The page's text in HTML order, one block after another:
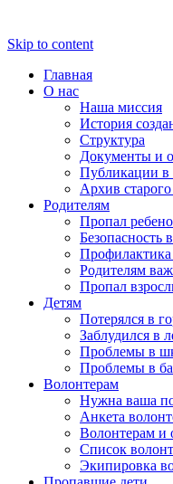
Skip to content
Главная
О нас
Наша миссия
История
Структура
Документы и
Публикации
Архив
Родителям
Пропал
Безопасность
Родителям
Пропал
Детям
Потерялся в
Заблудился в
Проблемы в
Проблемы в
Волонтерам
Нужна ваша
Анкета
Волонтерам и
Список
Экипировка